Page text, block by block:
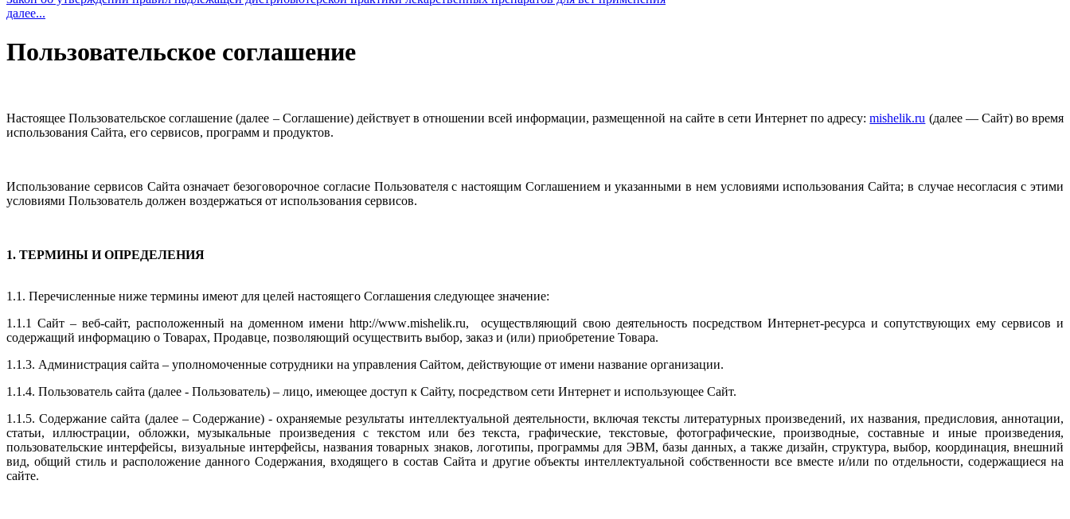
далее...
Пользовательское соглашение
Настоящее Пользовательское соглашение (далее – Соглашение) действует в отношении всей информации, размещенной на сайте в сети Интернет по адресу:mishelik.ru (далее — Сайт) во время
использования Сайта, его сервисов, программ и продуктов.
Использование сервисов Сайта означает безоговорочное согласие Пользователя с настоящим Соглашением и указанными в нем условиями использования Сайта; в случае несогласия с этими
условиями Пользователь должен воздержаться от использования сервисов.
1. ТЕРМИНЫ И ОПРЕДЕЛЕНИЯ
1.1. Перечисленные ниже термины имеют для целей настоящего Соглашения следующее значение:
1.1.1 Сайт – веб-сайт, расположенный на доменном имени http://www.mishelik.ru,
осуществляющий свою деятельность посредством Интернет-ресурса и сопутствующих ему сервисов и
содержащий информацию о Товарах, Продавце, позволяющий осуществить выбор, заказ и (или) приобретение Товара.
1.1.3. Администрация сайта – уполномоченные сотрудники на управления Сайтом, действующие от имени название организации.
1.1.4. Пользователь сайта (далее ‑ Пользователь) – лицо, имеющее доступ к Сайту, посредством сети Интернет и использующее Сайт.
1.1.5. Содержание сайта (далее – Содержание) - охраняемые результаты интеллектуальной деятельности, включая тексты литературных произведений, их названия, предисловия, аннотации,
статьи, иллюстрации, обложки, музыкальные произведения с текстом или без текста, графические, текстовые, фотографические, производные, составные и иные произведения,
пользовательские интерфейсы, визуальные интерфейсы, названия товарных знаков, логотипы, программы для ЭВМ, базы данных, а также дизайн, структура, выбор, координация, внешний
вид, общий стиль и расположение данного Содержания, входящего в состав Сайта и другие объекты интеллектуальной собственности все вместе и/или по отдельности, содержащиеся на
сайте.